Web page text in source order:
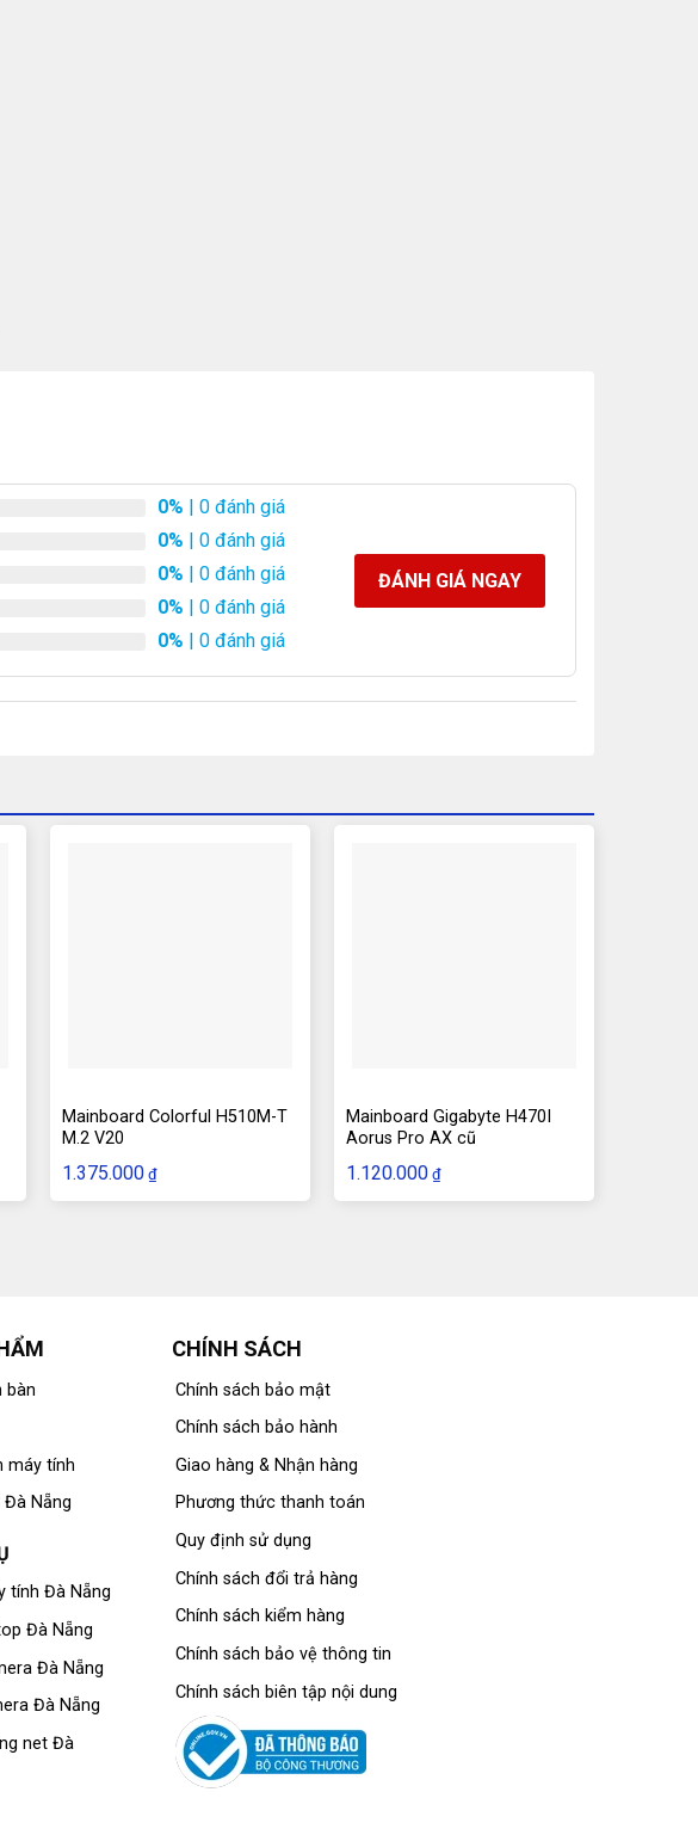
0% | 0 đánh giá
0% | 0 đánh giá
0% | 0 đánh giá
0% | 0 đánh giá
0% | 0 đánh giá
ĐÁNH GIÁ NGAY
Mainboard Colorful H510M-T
M.2 V20
1.375.000 ₫
Mainboard Gigabyte H470I
Aorus Pro AX cũ
1.120.000 ₫
bàn
máy tính
Đà Nẵng
tính Đà Nẵng
Đà Nẵng
Đà Nẵng
Đà Nẵng
net Đà
CHÍNH SÁCH
Chính sách bảo mật
Chính sách bảo hành
Giao hàng & Nhận hàng
Phương thức thanh toán
Quy định sử dụng
Chính sách đổi trả hàng
Chính sách kiểm hàng
Chính sách bảo vệ thông tin
Chính sách biên tập nội dung